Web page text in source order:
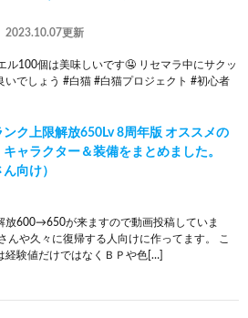
2023.10.07更新
ル100個は美味しいです🤤 リセマラ中にサクッ
いでしょう #白猫 #白猫プロジェクト #初心者
ンク上限解放650Lv 8周年版 オススメの
ャラクター＆装備をまとめました。
ん向け）
放600→650が来ますので動画投稿していま
んや久々に復帰する人向けに作ってます。 こ
経験値だけではなくＢＰや色[…]